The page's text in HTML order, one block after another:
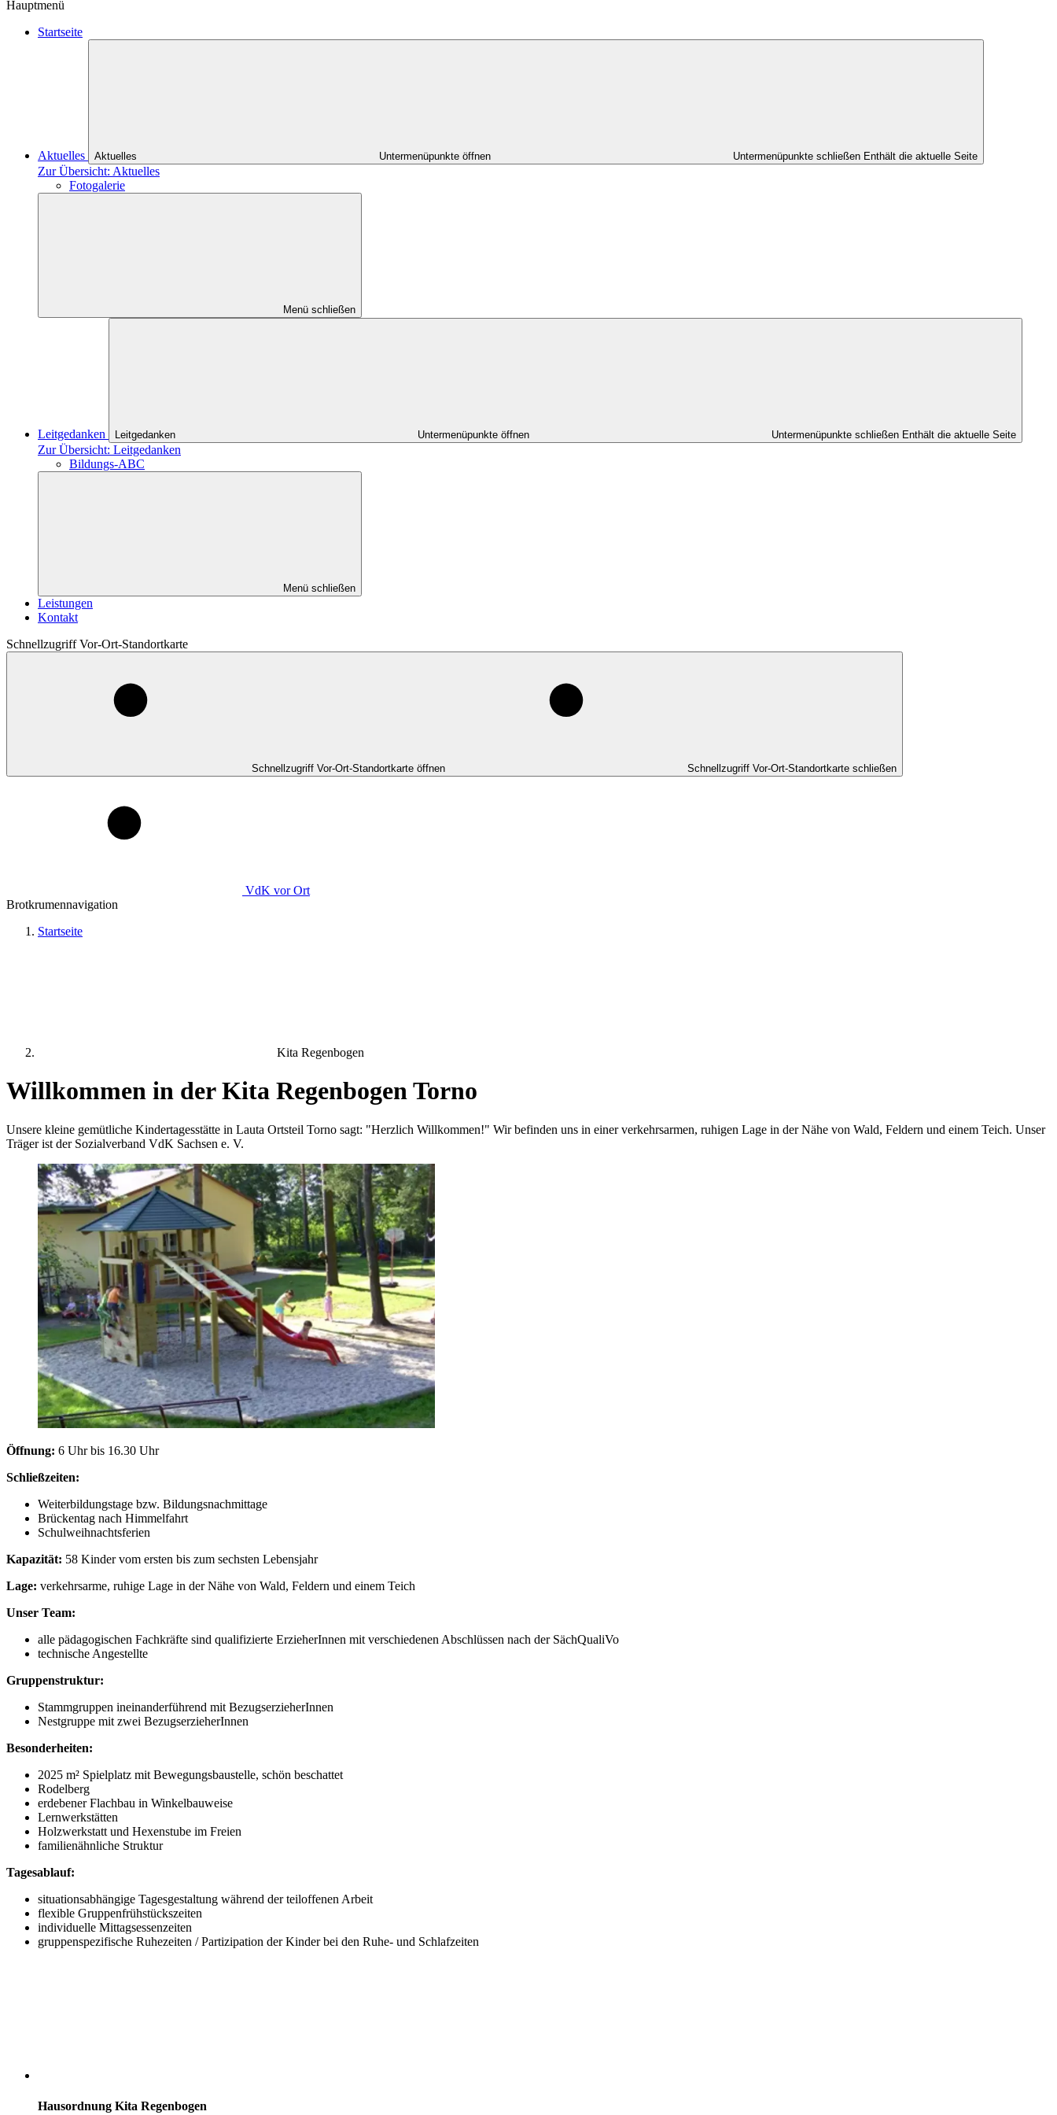
Hauptmenü
Startseite
Aktuelles Aktuelles Untermenüpunkte öffnen Untermenüpunkte schließen Enthält die aktuelle Seite
Zur Übersicht: Aktuelles
Fotogalerie
Menü schließen
Leitgedanken Leitgedanken Untermenüpunkte öffnen Untermenüpunkte schließen Enthält die aktuelle Seite
Zur Übersicht: Leitgedanken
Bildungs-ABC
Menü schließen
Leistungen
Kontakt
Schnellzugriff Vor-Ort-Standortkarte
Schnellzugriff Vor-Ort-Standortkarte öffnen Schnellzugriff Vor-Ort-Standortkarte schließen
VdK vor Ort
Brotkrumennavigation
Startseite
Kita Regenbogen
Willkommen in der Kita Regenbogen Torno
Unsere kleine gemütliche Kindertagesstätte in Lauta Ortsteil Torno sagt: "Herzlich Willkommen!" Wir befinden uns in einer verkehrsarmen, ruhigen Lage in der Nähe von Wald, Feldern und einem Teich. Unser
Träger ist der Sozialverband VdK Sachsen e. V.
Öffnung: 6 Uhr bis 16.30 Uhr
Schließzeiten:
Weiterbildungstage bzw. Bildungsnachmittage
Brückentag nach Himmelfahrt
Schulweihnachtsferien
Kapazität: 58 Kinder vom ersten bis zum sechsten Lebensjahr
Lage: verkehrsarme, ruhige Lage in der Nähe von Wald, Feldern und einem Teich
Unser Team:
alle pädagogischen Fachkräfte sind qualifizierte ErzieherInnen mit verschiedenen Abschlüssen nach der SächQualiVo
technische Angestellte
Gruppenstruktur:
Stammgruppen ineinanderführend mit BezugserzieherInnen
Nestgruppe mit zwei BezugserzieherInnen
Besonderheiten:
2025 m² Spielplatz mit Bewegungsbaustelle, schön beschattet
Rodelberg
erdebener Flachbau in Winkelbauweise
Lernwerkstätten
Holzwerkstatt und Hexenstube im Freien
familienähnliche Struktur
Tagesablauf:
situationsabhängige Tagesgestaltung während der teiloffenen Arbeit
flexible Gruppenfrühstückszeiten
individuelle Mittagsessenzeiten
gruppenspezifische Ruhezeiten / Partizipation der Kinder bei den Ruhe- und Schlafzeiten
Hausordnung Kita Regenbogen